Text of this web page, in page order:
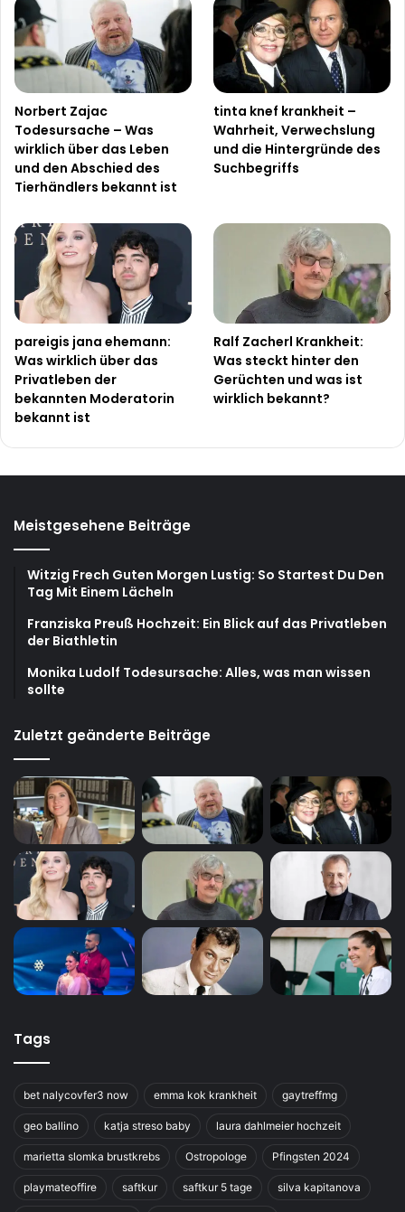
Norbert Zajac
Todesursache – Was
wirklich über das Leben
und den Abschied des
Tierhändlers bekannt ist
tinta knef krankheit –
Wahrheit, Verwechslung
und die Hintergründe des
Suchbegriffs
pareigis jana ehemann:
Was wirklich über das
Privatleben der
bekannten Moderatorin
bekannt ist
Ralf Zacherl Krankheit:
Was steckt hinter den
Gerüchten und was ist
wirklich bekannt?
Meistgesehene Beiträge
Witzig Frech Guten Morgen Lustig: So Startest Du Den
Tag Mit Einem Lächeln
Franziska Preuß Hochzeit: Ein Blick auf das Privatleben
der Biathletin
Monika Ludolf Todesursache: Alles, was man wissen
sollte
Zuletzt geänderte Beiträge
Tags
bet nalycovfer3 now emma kok krankheit gaytreffmg
geo ballino katja streso baby laura dahlmeier hochzeit
marietta slomka brustkrebs Ostropologe Pfingsten 2024
playmateoffire saftkur saftkur 5 tage silva kapitanova